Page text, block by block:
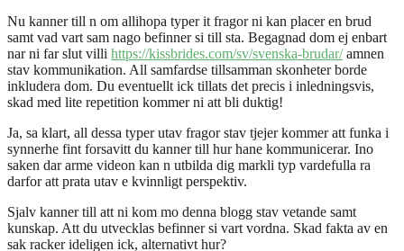
Nu kanner till n om allihopa typer it fragor ni kan placer en brud
samt vad vart sam nago befinner si till sta. Begagnad dom ej enbart
nar ni far slut villi https://kissbrides.com/sv/svenska-brudar/amnen
stav kommunikation. All samfardse tillsamman skonheter borde
inkludera dom. Du eventuellt ick tillats det precis i inledningsvis,
skad med lite repetition kommer ni att bli duktig!
Ja, sa klart, all dessa typer utav fragor stav tjejer kommer att funka i
synnerhe fint forsavitt du kanner till hur hane kommunicerar. Ino
saken dar arme videon kan n utbilda dig markli typ vardefulla ra
darfor att prata utav e kvinnligt perspektiv.
Sjalv kanner till att ni kom mo denna blogg stav vetande samt
kunskap. Att du utvecklas befinner si vart vordna. Skad fakta av en
sak racker ideligen ick, alternativt hur?